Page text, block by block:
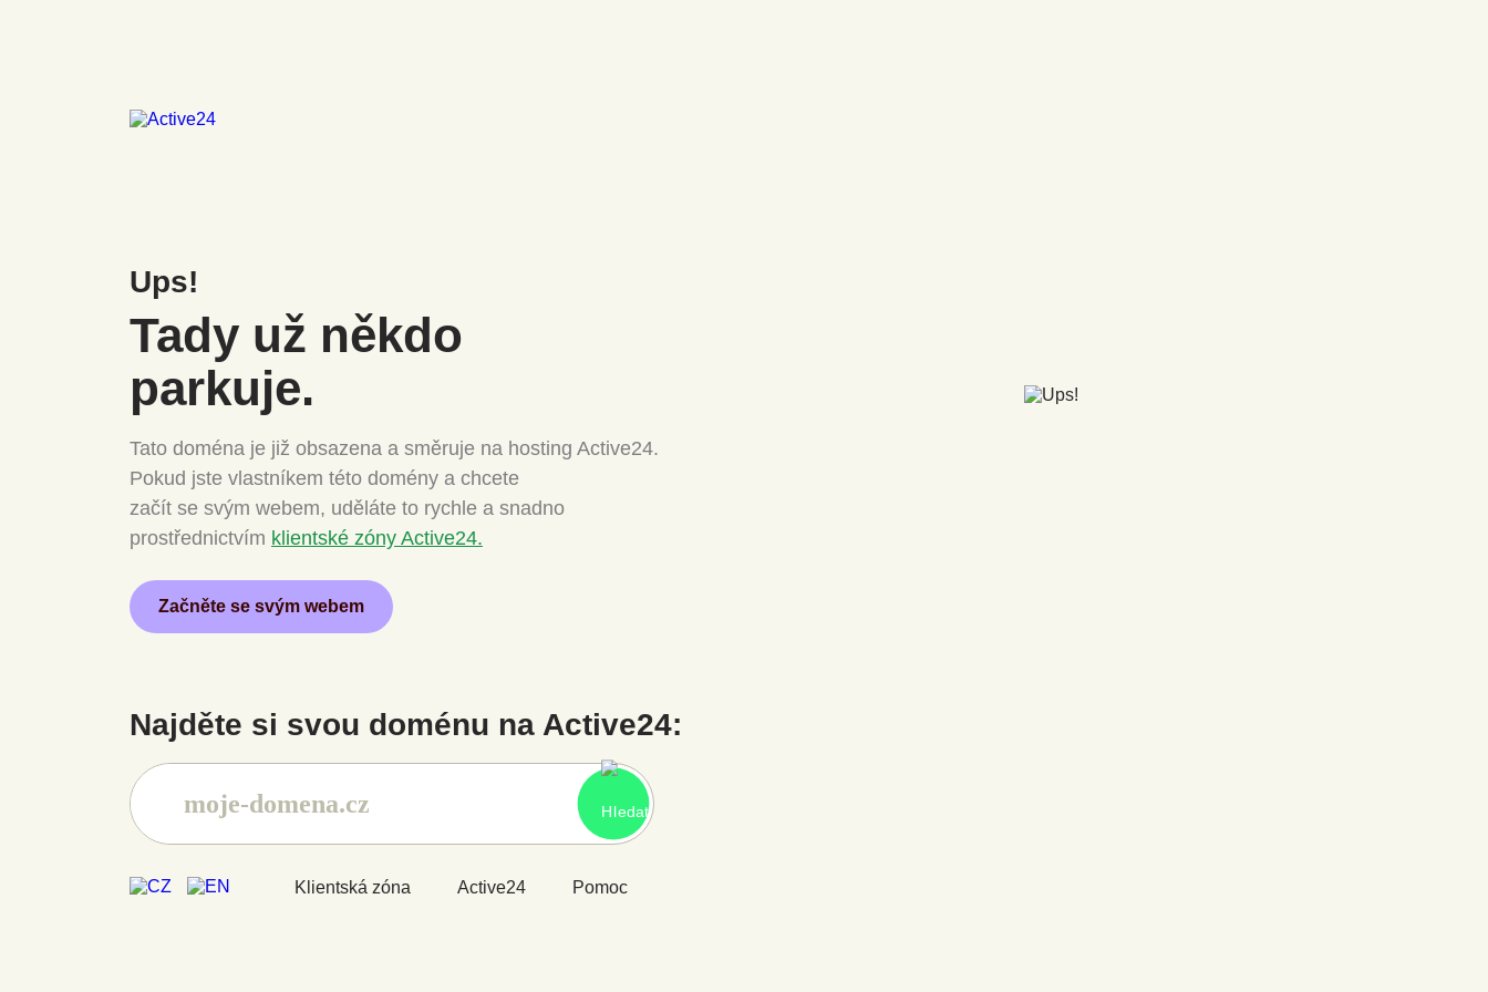
Ups!
Tady už někdo
parkuje.
Tato doména je již obsazena a směruje na hosting Active24.
Pokud jste vlastníkem této domény a chcete
začít se svým webem, uděláte to rychle a snadno
prostřednictvím klientské zóny Active24.
Začněte se svým webem
Najděte si svou doménu na Active24:
Klientská zóna Active24 Pomoc